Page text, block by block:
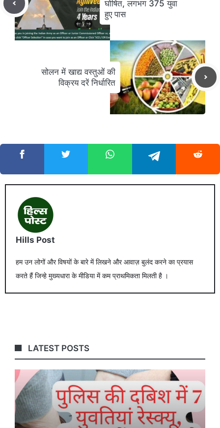
घोषित, लगभग 375 युवा
हुए पास
सोलन में खाद्य वस्तुओं की
विक्रय दरें निर्धारित
Hills Post
हम उन लोगों और विषयों के बारे में लिखने और आवाज़ बुलंद करने का प्रयास
करते हैं जिन्हे मुख्यधारा के मीडिया में कम प्राथमिकता मिलती है ।
LATEST POSTS